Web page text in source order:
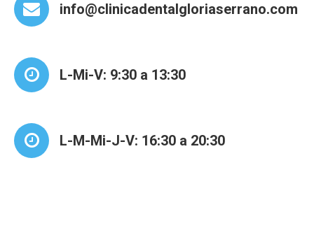
info@clinicadentalgloriaserrano.com
L-Mi-V: 9:30 a 13:30
L-M-Mi-J-V: 16:30 a 20:30